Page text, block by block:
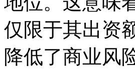
仅限于其出资
降低了商业风